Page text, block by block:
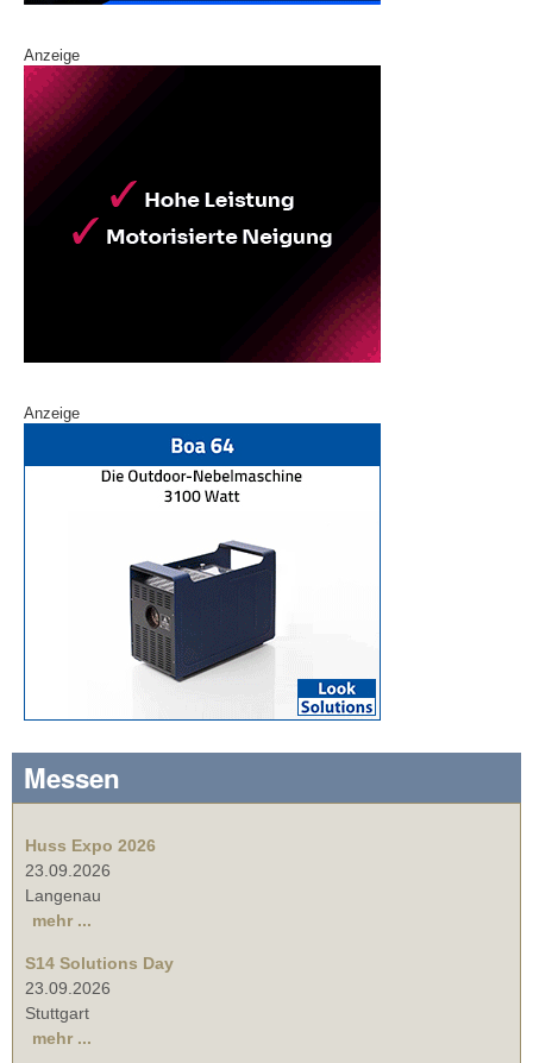
Anzeige
Anzeige
Messen
Huss Expo 2026
23.09.2026
Langenau
mehr ...
S14 Solutions Day
23.09.2026
Stuttgart
mehr ...